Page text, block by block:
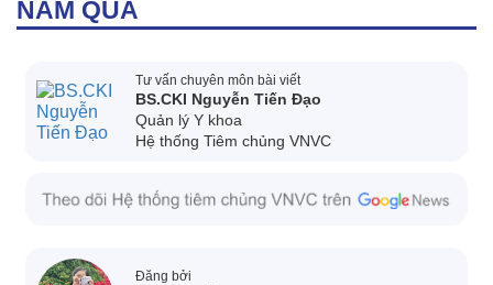
NĂM QUA
Tư vấn chuyên môn bài viết
BS.CKI Nguyễn Tiến Đạo
Quản lý Y khoa
Hệ thống Tiêm chủng VNVC
Đăng bởi